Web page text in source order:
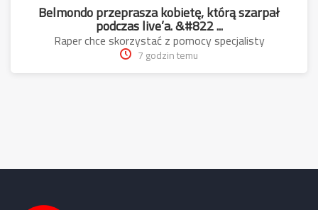
Belmondo przeprasza kobietę, którą szarpał
podczas live’a. &#822 ...
Raper chce skorzystać z pomocy specjalisty
7 godzin temu